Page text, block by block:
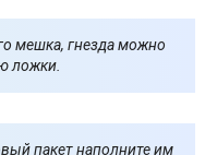
мешка, гнезда можно
ложки.
пакет наполните им